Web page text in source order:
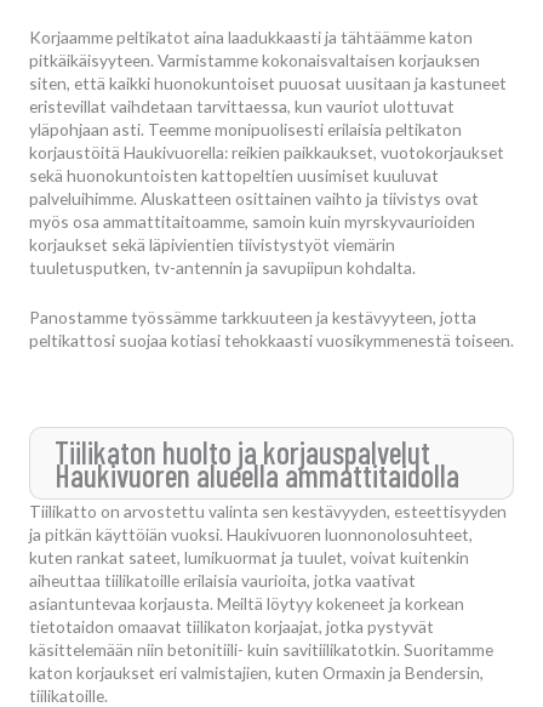
Korjaamme peltikatot aina laadukkaasti ja tähtäämme katon
pitkäikäisyyteen. Varmistamme kokonaisvaltaisen korjauksen
siten, että kaikki huonokuntoiset puuosat uusitaan ja kastuneet
eristevillat vaihdetaan tarvittaessa, kun vauriot ulottuvat
yläpohjaan asti. Teemme monipuolisesti erilaisia peltikaton
korjaustöitä Haukivuorella: reikien paikkaukset, vuotokorjaukset
sekä huonokuntoisten kattopeltien uusimiset kuuluvat
palveluihimme. Aluskatteen osittainen vaihto ja tiivistys ovat
myös osa ammattitaitoamme, samoin kuin myrskyvaurioiden
korjaukset sekä läpivientien tiivistystyöt viemärin
tuuletusputken, tv-antennin ja savupiipun kohdalta.
Panostamme työssämme tarkkuuteen ja kestävyyteen, jotta
peltikattosi suojaa kotiasi tehokkaasti vuosikymmenestä toiseen.
Tiilikaton huolto ja korjauspalvelut
Haukivuoren alueella ammattitaidolla
Tiilikatto on arvostettu valinta sen kestävyyden, esteettisyyden
ja pitkän käyttöiän vuoksi. Haukivuoren luonnonolosuhteet,
kuten rankat sateet, lumikuormat ja tuulet, voivat kuitenkin
aiheuttaa tiilikatoille erilaisia vaurioita, jotka vaativat
asiantuntevaa korjausta. Meiltä löytyy kokeneet ja korkean
tietotaidon omaavat tiilikaton korjaajat, jotka pystyvät
käsittelemään niin betonitiili- kuin savitiilikatotkin. Suoritamme
katon korjaukset eri valmistajien, kuten Ormaxin ja Bendersin,
tiilikatoille.